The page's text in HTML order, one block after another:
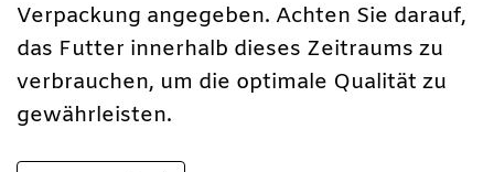
Verpackung angegeben. Achten Sie darauf,
das Futter innerhalb dieses Zeitraums zu
verbrauchen, um die optimale Qualität zu
gewährleisten.